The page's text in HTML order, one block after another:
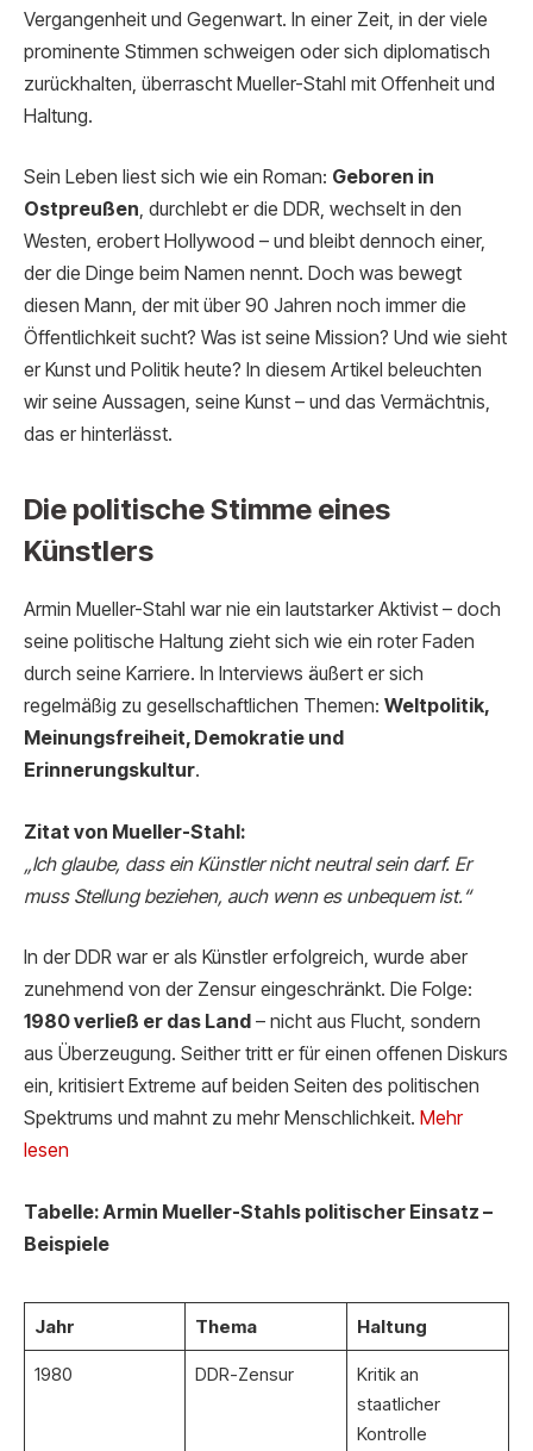
Vergangenheit und Gegenwart. In einer Zeit, in der viele
prominente Stimmen schweigen oder sich diplomatisch
zurückhalten, überrascht Mueller-Stahl mit Offenheit und
Haltung.
Sein Leben liest sich wie ein Roman: Geboren in
Ostpreußen, durchlebt er die DDR, wechselt in den
Westen, erobert Hollywood – und bleibt dennoch einer,
der die Dinge beim Namen nennt. Doch was bewegt
diesen Mann, der mit über 90 Jahren noch immer die
Öffentlichkeit sucht? Was ist seine Mission? Und wie sieht
er Kunst und Politik heute? In diesem Artikel beleuchten
wir seine Aussagen, seine Kunst – und das Vermächtnis,
das er hinterlässt.
Die politische Stimme eines
Künstlers
Armin Mueller-Stahl war nie ein lautstarker Aktivist – doch
seine politische Haltung zieht sich wie ein roter Faden
durch seine Karriere. In Interviews äußert er sich
regelmäßig zu gesellschaftlichen Themen: Weltpolitik,
Meinungsfreiheit, Demokratie und
Erinnerungskultur.
Zitat von Mueller-Stahl:
„Ich glaube, dass ein Künstler nicht neutral sein darf. Er
muss Stellung beziehen, auch wenn es unbequem ist.“
In der DDR war er als Künstler erfolgreich, wurde aber
zunehmend von der Zensur eingeschränkt. Die Folge:
1980 verließ er das Land – nicht aus Flucht, sondern
aus Überzeugung. Seither tritt er für einen offenen Diskurs
ein, kritisiert Extreme auf beiden Seiten des politischen
Spektrums und mahnt zu mehr Menschlichkeit. Mehr
lesen
Tabelle: Armin Mueller-Stahls politischer Einsatz –
Beispiele
Jahr Thema Haltung
1980 DDR-Zensur
Kritik an
staatlicher
Kontrolle